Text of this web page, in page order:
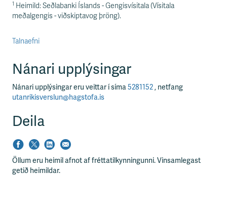
1 Heimild: Seðlabanki Íslands - Gengisvísitala (Vísitala
meðalgengis - viðskiptavog þröng).
Talnaefni
Nánari upplýsingar
Nánari upplýsingar eru veittar í síma5281152, netfang
utanrikisverslun@hagstofa.is
Deila
Öllum eru heimil afnot af fréttatilkynningunni. Vinsamlegast
getið heimildar.